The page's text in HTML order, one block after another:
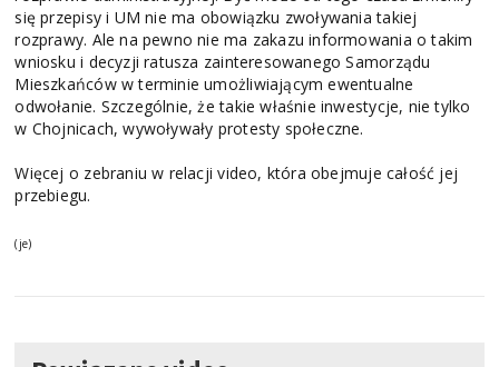
się przepisy i UM nie ma obowiązku zwoływania takiej
rozprawy. Ale na pewno nie ma zakazu informowania o takim
wniosku i decyzji ratusza zainteresowanego Samorządu
Mieszkańców w terminie umożliwiającym ewentualne
odwołanie. Szczególnie, że takie właśnie inwestycje, nie tylko
w Chojnicach, wywoływały protesty społeczne.
Więcej o zebraniu w relacji video, która obejmuje całość jej
przebiegu.
(je)